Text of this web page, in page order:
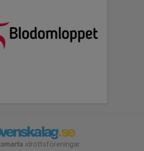
smarta idrottsföreningar